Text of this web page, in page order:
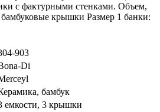
с фактурными стенками. Объем,
крышки Размер 1 банки:
903
Di
бамбук
емкости, 3 крышки